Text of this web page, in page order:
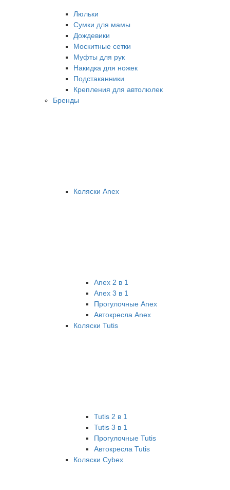
Люльки
Сумки для мамы
Дождевики
Москитные сетки
Муфты для рук
Накидка для ножек
Подстаканники
Крепления для автолюлек
Бренды
Коляски Anex
Anex 2 в 1
Anex 3 в 1
Прогулочные Anex
Автокресла Anex
Коляски Tutis
Tutis 2 в 1
Tutis 3 в 1
Прогулочные Tutis
Автокресла Tutis
Коляски Cybex